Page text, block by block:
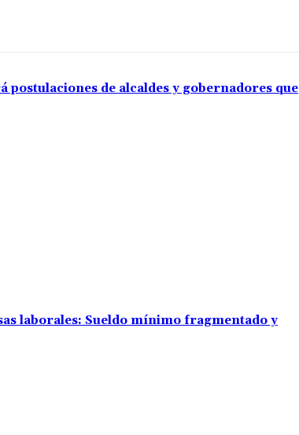
postulaciones de alcaldes y gobernadores que
laborales: Sueldo mínimo fragmentado y